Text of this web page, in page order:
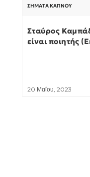
ΣΉΜΑΤΑ ΚΑΠΝΟΎ
Σταύρος
είναι ποιητής
20 Μαΐου, 2023